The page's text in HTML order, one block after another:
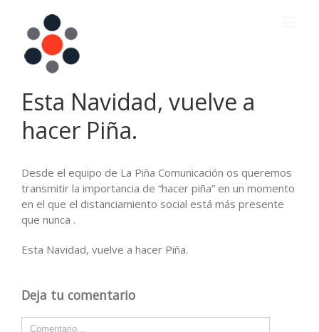
Esta Navidad, vuelve a
hacer Piña.
Desde el equipo de La Piña Comunicación os queremos
transmitir la importancia de “hacer piña” en un momento
en el que el distanciamiento social está más presente
que nunca .
Esta Navidad, vuelve a hacer Piña.
Deja tu comentario
Comment